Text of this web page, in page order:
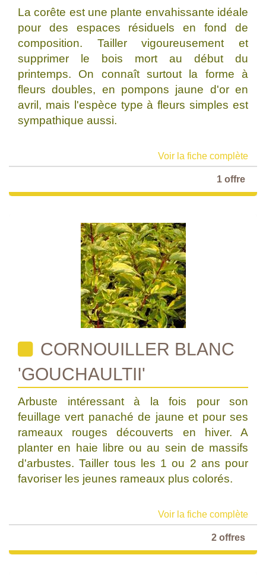
La corête est une plante envahissante idéale
pour des espaces résiduels en fond de
composition. Tailler vigoureusement et
supprimer le bois mort au début du
printemps. On connaît surtout la forme à
fleurs doubles, en pompons jaune d'or en
avril, mais l'espèce type à fleurs simples est
sympathique aussi.
Voir la fiche complète
1 offre
CORNOUILLER BLANC
'GOUCHAULTII'
Arbuste intéressant à la fois pour son
feuillage vert panaché de jaune et pour ses
rameaux rouges découverts en hiver. A
planter en haie libre ou au sein de massifs
d'arbustes. Tailler tous les 1 ou 2 ans pour
favoriser les jeunes rameaux plus colorés.
Voir la fiche complète
2 offres